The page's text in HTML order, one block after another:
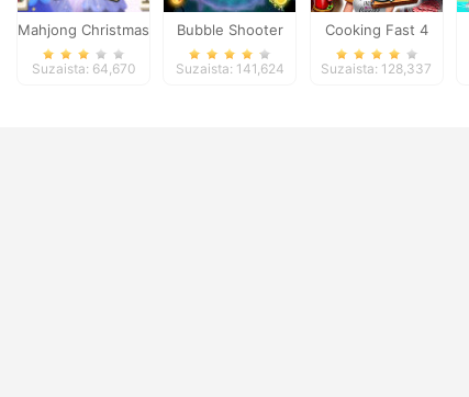
Mahjong Christmas
Holiday
Suzaista: 64,670
Bubble Shooter
Galaxy Defense
Suzaista: 141,624
Cooking Fast 4
Steak
Suzaista: 128,337